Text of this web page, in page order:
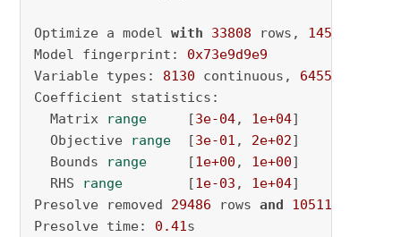
Optimize a model with 33808 rows, 14585
Model fingerprint: 0x73e9d9e9
Variable types: 8130 continuous, 6455
Coefficient statistics:
Matrix range [3e-04, 1e+04]
Objective range [3e-01 , 2e+02]
Bounds range [1e+00 , 1e+00]
RHS range [1e-03 , 1e+04]
Presolve removed 29486 rows and 10511
Presolve time: 0.41s